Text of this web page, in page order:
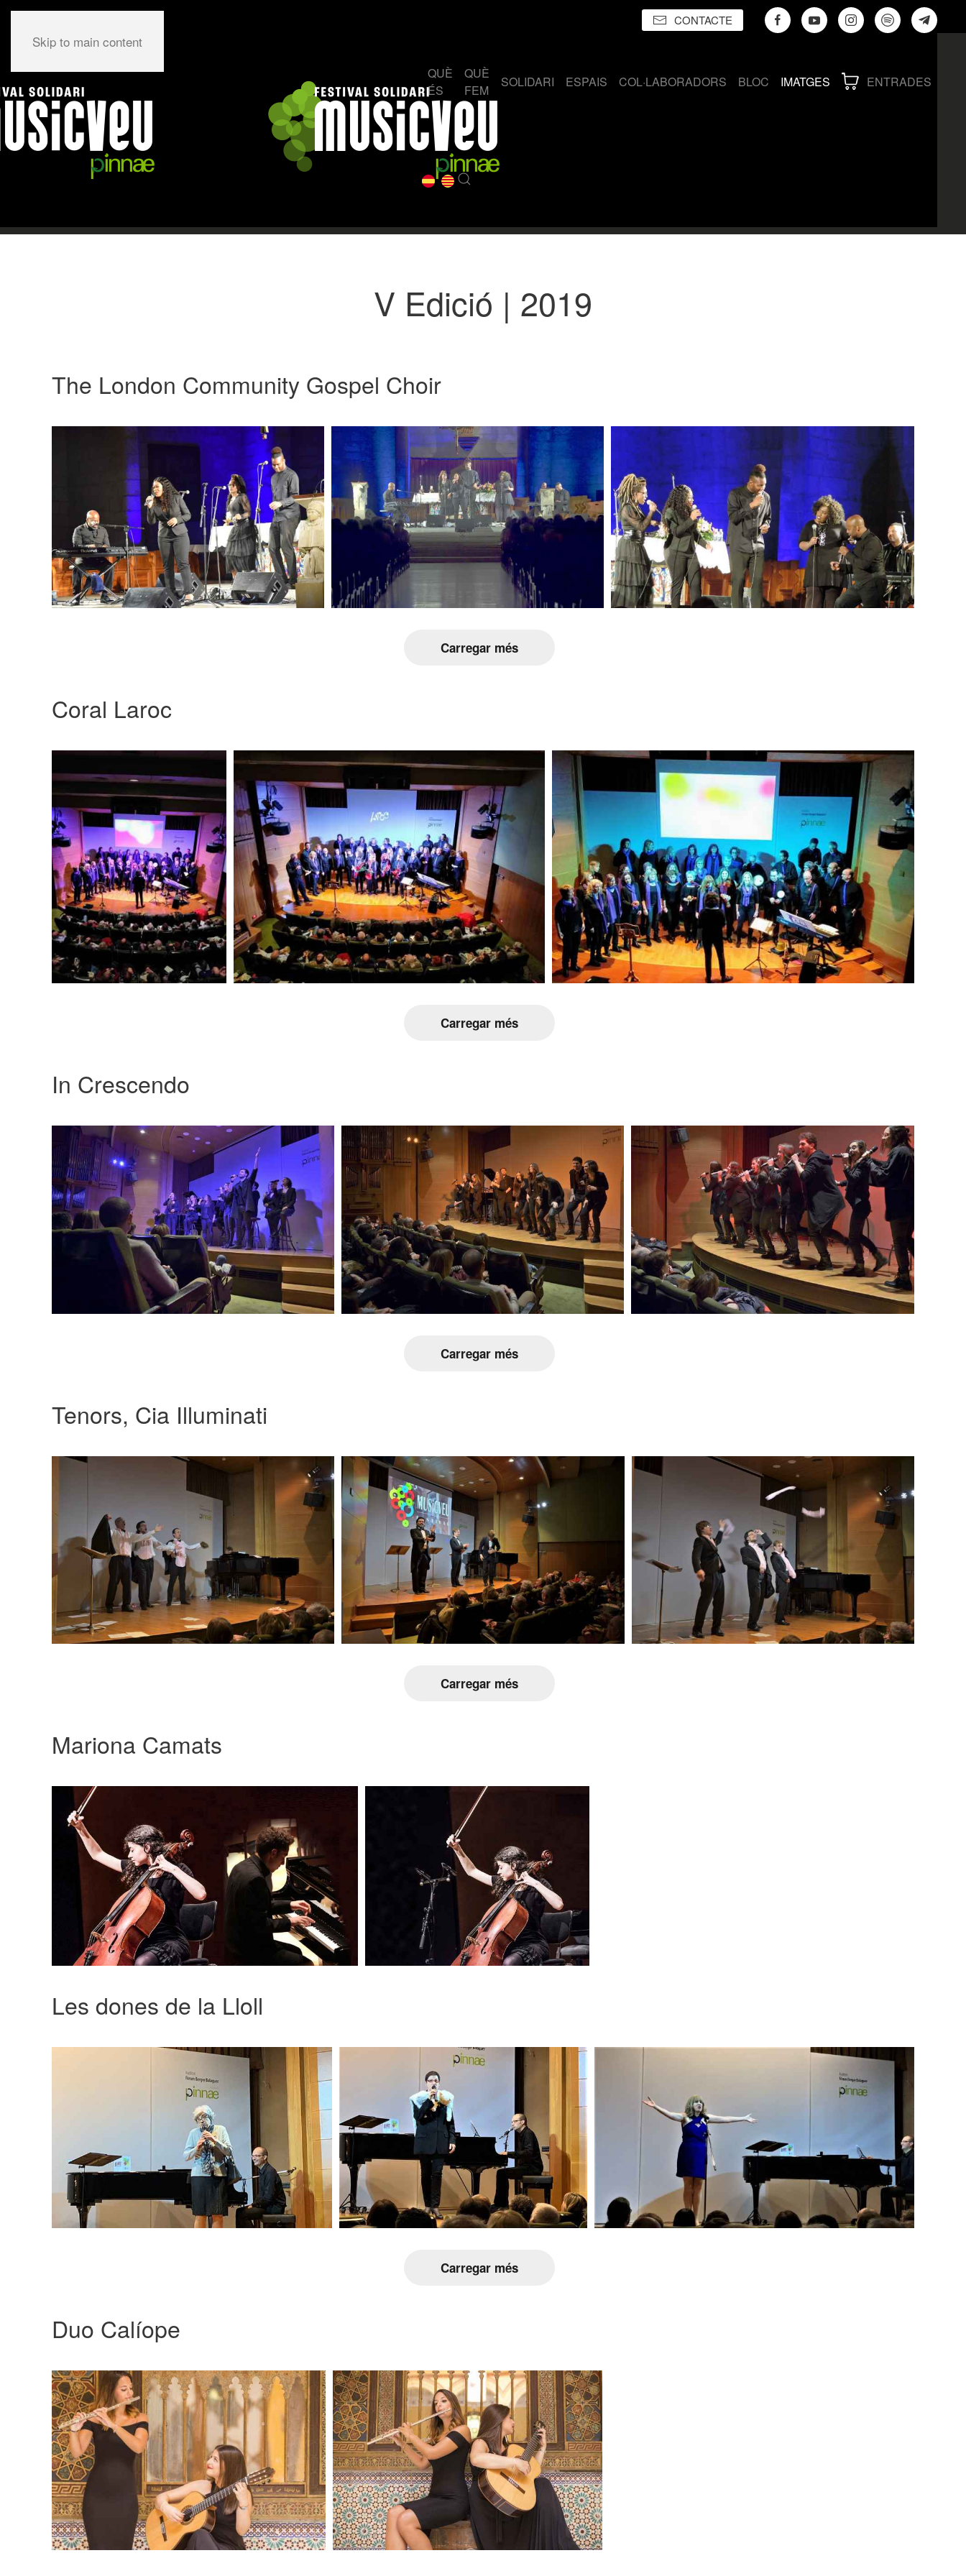
Skip to main content
CONTACTE
QUÈ
ÉS
QUÈ
FEM
SOLIDARI ESPAIS COL·LABORADORS BLOC IMATGES ENTRADES
V Edició | 2019
The London Community Gospel Choir
Carregar més
Coral Laroc
Carregar més
In Crescendo
Carregar més
Tenors, Cia Illuminati
Carregar més
Mariona Camats
Les dones de la Lloll
Carregar més
Duo Calíope